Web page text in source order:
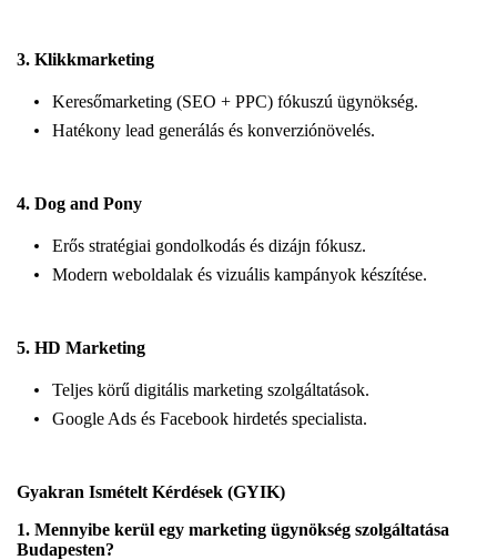
3. Klikkmarketing
Keresőmarketing (SEO + PPC) fókuszú ügynökség.
Hatékony lead generálás és konverziónövelés.
4. Dog and Pony
Erős stratégiai gondolkodás és dizájn fókusz.
Modern weboldalak és vizuális kampányok készítése.
5. HD Marketing
Teljes körű digitális marketing szolgáltatások.
Google Ads és Facebook hirdetés specialista.
Gyakran Ismételt Kérdések (GYIK)
1. Mennyibe kerül egy marketing ügynökség szolgáltatása
Budapesten?